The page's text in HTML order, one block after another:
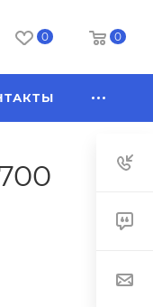
0 0
ДОСТАВКА